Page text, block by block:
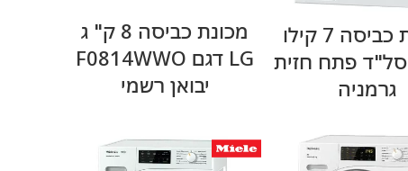
מכונת כביסה 7 קילו
1400 סל"ד פתח חזית
גרמניה
מכונת כביסה 8 ק" ג
LG דגם F0814WWO
יבואן רשמי